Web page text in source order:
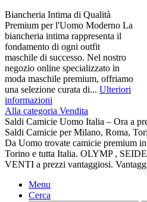
Biancheria Intima di Qualità
Premium per l'Uomo Moderno La
biancheria intima rappresenta il
fondamento di ogni outfit
maschile di successo. Nel nostro
negozio online specializzato in
moda maschile premium, offriamo
una selezione curata di... Ulteriori
informazioni
Alla categoria Vendita
Saldi Camicie Uomo Italia – Ora a
Saldi Camicie per Milano, Roma,
Da Uomo trovate camicie premium
Torino e tutta Italia. OLYMP ,
VENTI a prezzi vantaggiosi.
Menu
Cerca